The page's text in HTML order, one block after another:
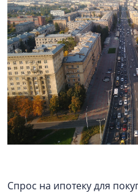
Спрос на ипотеку для